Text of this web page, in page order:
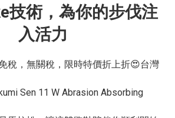
技術，為你的步伐注
入活力
稅，無關稅，限時特價折上折😍台灣
Sen 11 W Abrasion Absorbing